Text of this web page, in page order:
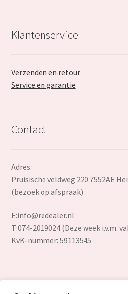
Klantenservice
Verzenden en retour
Service en garantie
Contact
Adres:
Pruisische veldweg 220 7552AE
(bezoek op afspraak)
E:info@redealer.nl
T:074-2019024 (Deze week i.v.m.
KvK-nummer: 59113545